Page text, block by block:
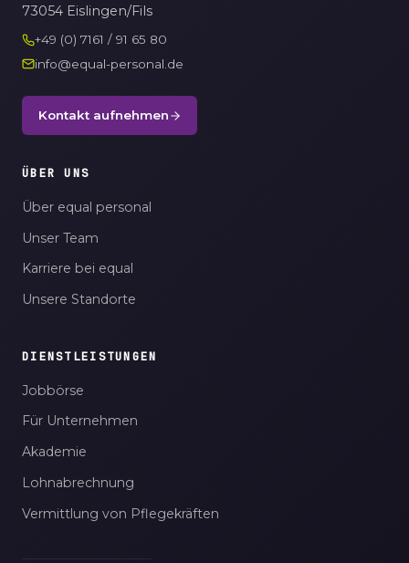
73054 Eislingen/Fils
+49 (0) 7161 / 91 65 80
info@equal-personal.de
Kontakt aufnehmen
ÜBER UNS
Über equal personal
Unser Team
Karriere bei equal
Unsere Standorte
DIENSTLEISTUNGEN
Jobbörse
Für Unternehmen
Akademie
Lohnabrechnung
Vermittlung von Pflegekräften